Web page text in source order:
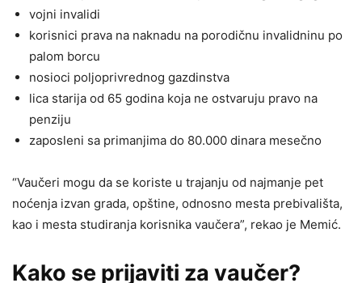
vojni invalidi
korisnici prava na naknadu na porodičnu invalidninu po
palom borcu
nosioci poljoprivrednog gazdinstva
lica starija od 65 godina koja ne ostvaruju pravo na
penziju
zaposleni sa primanjima do 80.000 dinara mesečno
“Vaučeri mogu da se koriste u trajanju od najmanje pet
noćenja izvan grada, opštine, odnosno mesta prebivališta,
kao i mesta studiranja korisnika vaučera”, rekao je Memić.
Kako se prijaviti za vaučer?